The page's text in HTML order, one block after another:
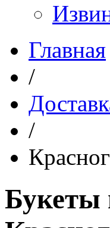
Главная
/
/
Букеты